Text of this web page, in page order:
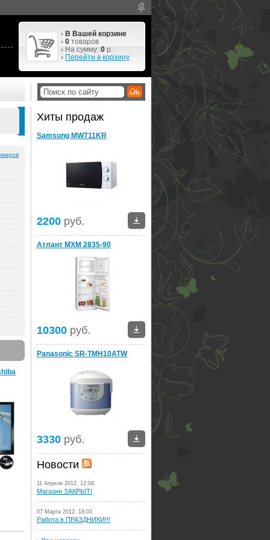
В Вашей корзине
0 товаров
На сумму: 0 р.
Перейти в корзину
Хиты продаж
Samsung MW711KR
2200 руб.
Атлант МХМ 2835-90
10300 руб.
Panasonic SR-TMH10ATW
3330 руб.
Новости
11 Апреля 2012, 12:04
Магазин ЗАКРЫТ!
07 Марта 2012, 18:03
Работа в ПРАЗДНИКИ!!!